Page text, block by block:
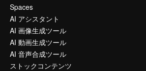
Spaces
AI アシスタント
AI 画像生成ツール
AI 動画生成ツール
AI 音声合成ツール
ストックコンテンツ